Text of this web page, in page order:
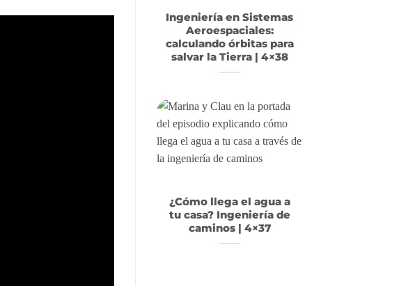
Ingeniería en Sistemas
Aeroespaciales:
calculando órbitas para
salvar la Tierra | 4×38
¿Cómo llega el agua a
tu casa? Ingeniería de
caminos | 4×37